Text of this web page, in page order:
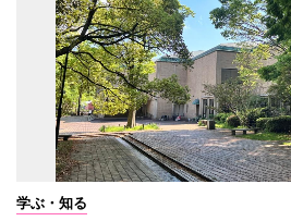
学ぶ・知る